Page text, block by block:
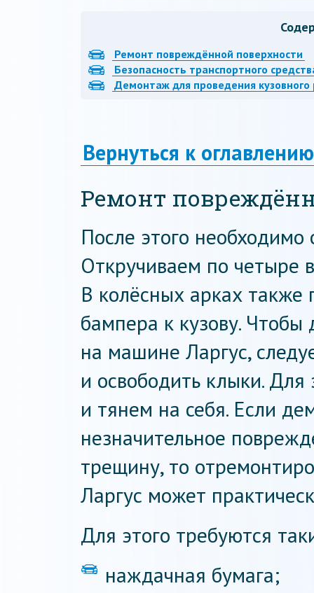
Ремонт повреждённой поверхности
Безопасность транспортного
Демонтаж для проведения
Вернуться к оглавлению
Ремонт
После этого необходимо
Откручиваем по четыре
В колёсных арках также
бампера к кузову.
на машине Ларгус,
и освободить клыки. Для
и тянем на себя. Если
незначительное
трещину, то
Ларгус может
Для этого требуются
наждачная бумага;